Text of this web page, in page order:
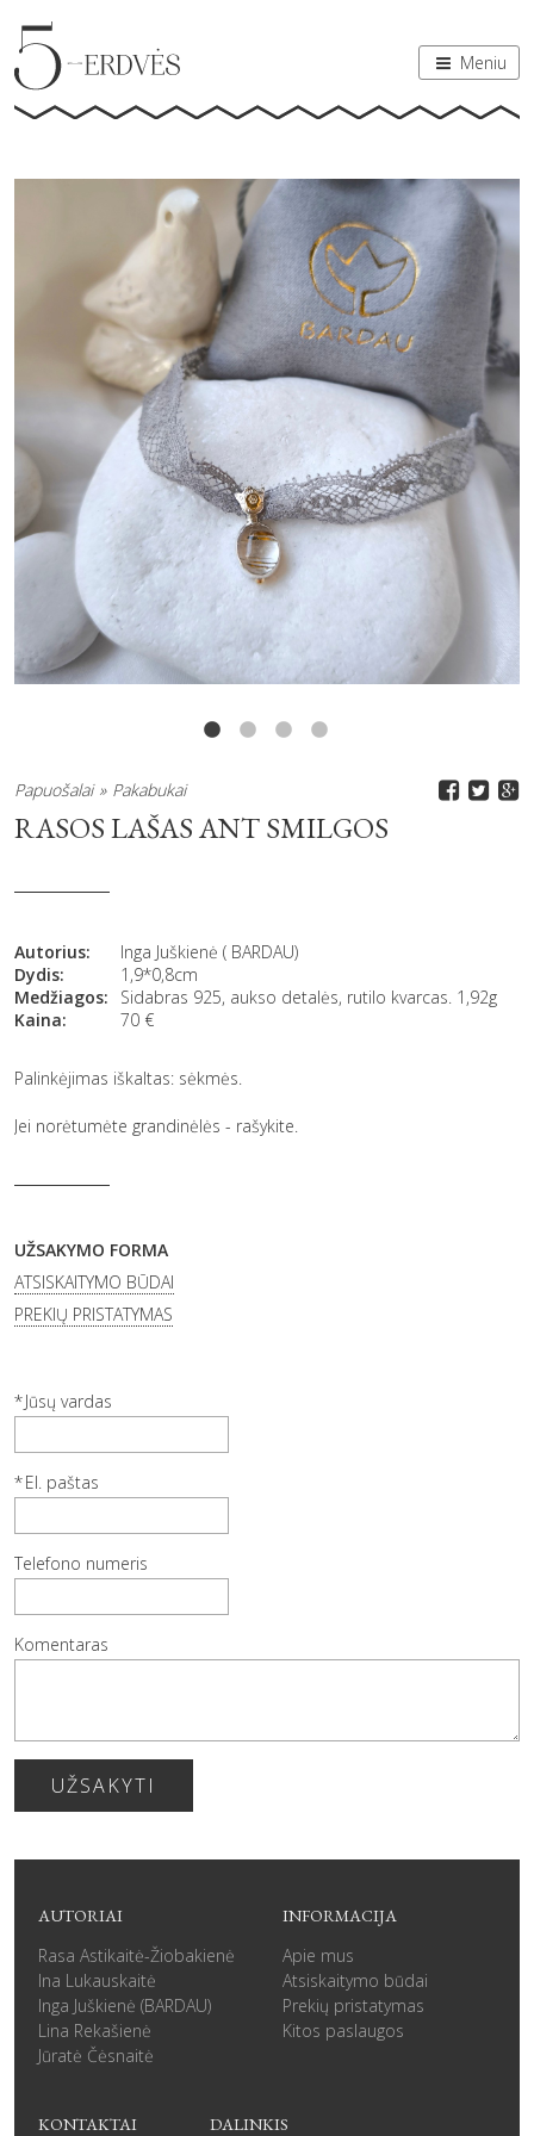
Meniu
Papuošalai Pakabukai
RASOS LAŠAS ANT SMILGOS
Autorius:
Inga Juškienė ( BARDAU)
Dydis:
1,9*0,8cm
Medžiagos:
Sidabras 925, aukso detalės, rutilo kvarcas. 1,92g
Kaina:
70 €
Palinkėjimas iškaltas: sėkmės.
Jei norėtumėte grandinėlės - rašykite.
UŽSAKYMO FORMA
ATSISKAITYMO BŪDAI
PREKIŲ PRISTATYMAS
Jūsų vardas
El. paštas
Telefono numeris
Komentaras
UŽSAKYTI
AUTORIAI
Rasa Astikaitė-Žiobakienė
Ina Lukauskaitė
Inga Juškienė (BARDAU)
Lina Rekašienė
Jūratė Čėsnaitė
INFORMACIJA
Apie mus
Atsiskaitymo būdai
Prekių pristatymas
Kitos paslaugos
KONTAKTAI DALINKIS